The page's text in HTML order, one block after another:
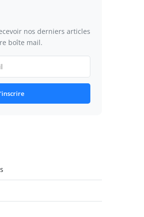
nos derniers articles
boîte mail.